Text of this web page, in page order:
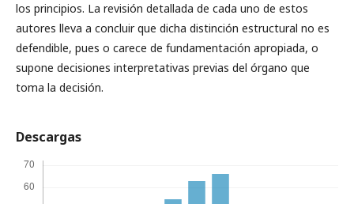
los principios. La revisión detallada de cada uno de estos
autores lleva a concluir que dicha distinción estructural no es
defendible, pues o carece de fundamentación apropiada, o
supone decisiones interpretativas previas del órgano que
toma la decisión.
Descargas